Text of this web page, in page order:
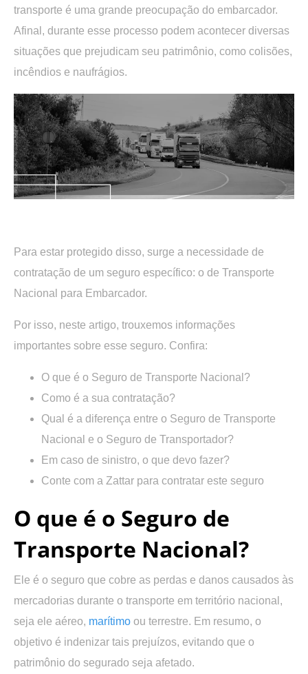
transporte é uma grande preocupação do embarcador.
Afinal, durante esse processo podem acontecer diversas
situações que prejudicam seu patrimônio, como colisões,
incêndios e naufrágios.
Para estar protegido disso, surge a necessidade de
contratação de um seguro específico: o de Transporte
Nacional para Embarcador.
Por isso, neste artigo, trouxemos informações
importantes sobre esse seguro. Confira:
O que é o Seguro de Transporte Nacional?
Como é a sua contratação?
Qual é a diferença entre o Seguro de Transporte
Nacional e o Seguro de Transportador?
Em caso de sinistro, o que devo fazer?
Conte com a Zattar para contratar este seguro
O que é o Seguro de
Transporte Nacional?
Ele é o seguro que cobre as perdas e danos causados às
mercadorias durante o transporte em território nacional,
seja ele aéreo, marítimo ou terrestre. Em resumo, o
objetivo é indenizar tais prejuízos, evitando que o
patrimônio do segurado seja afetado.